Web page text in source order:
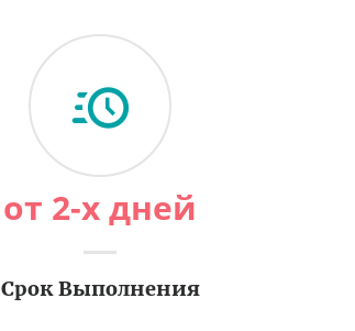
от 2-х дней
Срок Выполнения